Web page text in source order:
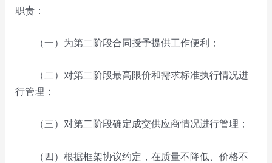
职责：
（一）为第二阶段合同授予提供工作便利；
（二）对第二阶段最高限价和需求标准执行情况进
行管理；
（三）对第二阶段确定成交供应商情况进行管理；
（四）根据框架协议约定，在质量不降低、价格不